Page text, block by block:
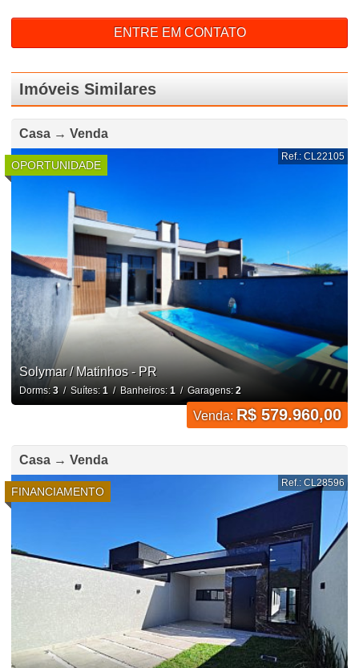
ENTRE EM CONTATO
Imóveis Similares
Casa → Venda
OPORTUNIDADE
Ref.: CL22105
Solymar / Matinhos - PR
Dorms: 3/ Suítes: 1 / Banheiros: 1 / Garagens: 2
Venda: R$ 579.960,00
Casa → Venda
FINANCIAMENTO
Ref.: CL28596